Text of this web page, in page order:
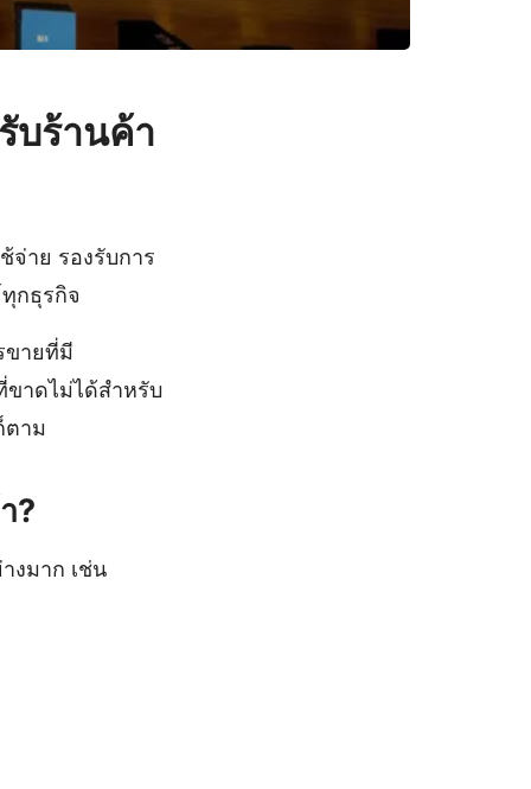
บร้านค้า
จ่าย รองรับการ
กธุรกิจ
ขายที่มี
ขาดไม่ได้สำหรับ
ตาม
?
งมาก เช่น